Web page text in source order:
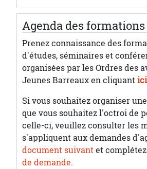
Agenda des formations
Prenez connaissance des
d'études, séminaires et
organisées par les Ordres des
Jeunes Barreaux en cliquant
Si vous souhaitez organiser
que vous souhaitez l'octroi de
celle-ci, veuillez consulter les
s'appliquent aux demandes
document suivantet
de demande.